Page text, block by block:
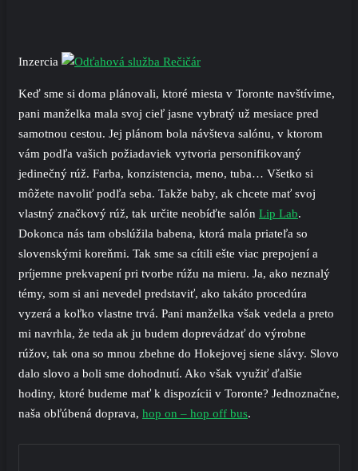
Inzercia
Keď sme si doma plánovali, ktoré miesta v Toronte navštívime,
pani manželka mala svoj cieľ jasne vybratý už mesiace pred
samotnou cestou. Jej plánom bola návšteva salónu, v ktorom
vám podľa vašich požiadaviek vytvoria personifikovaný
jedinečný rúž. Farba, konzistencia, meno, tuba… Všetko si
môžete navoliť podľa seba. Takže baby, ak chcete mať svoj
vlastný značkový rúž, tak určite neobíďte salón Lip Lab.
Dokonca nás tam obslúžila babena, ktorá mala priateľa so
slovenskými koreňmi. Tak sme sa cítili ešte viac prepojení a
príjemne prekvapení pri tvorbe rúžu na mieru. Ja, ako neznalý
témy, som si ani nevedel predstaviť, ako takáto procedúra
vyzerá a koľko vlastne trvá. Pani manželka však vedela a preto
mi navrhla, že teda ak ju budem doprevádzať do výrobne
rúžov, tak ona so mnou zbehne do Hokejovej siene slávy. Slovo
dalo slovo a boli sme dohodnutí. Ako však využiť ďalšie
hodiny, ktoré budeme mať k dispozícii v Toronte? Jednoznačne,
naša obľúbená doprava, hop on – hop off bus.